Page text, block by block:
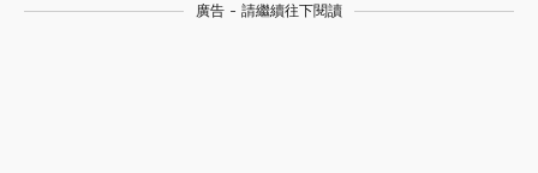
廣告 - 請繼續往下閱讀